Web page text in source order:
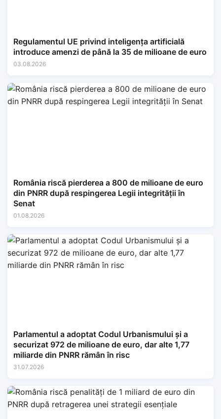
Regulamentul UE privind inteligența artificială
introduce amenzi de până la 35 de milioane de euro
03.08.2026
România riscă pierderea a 800 de milioane de euro
din PNRR după respingerea Legii integrității în
Senat
01.08.2026
Parlamentul a adoptat Codul Urbanismului și a
securizat 972 de milioane de euro, dar alte 1,77
miliarde din PNRR rămân în risc
31.07.2026